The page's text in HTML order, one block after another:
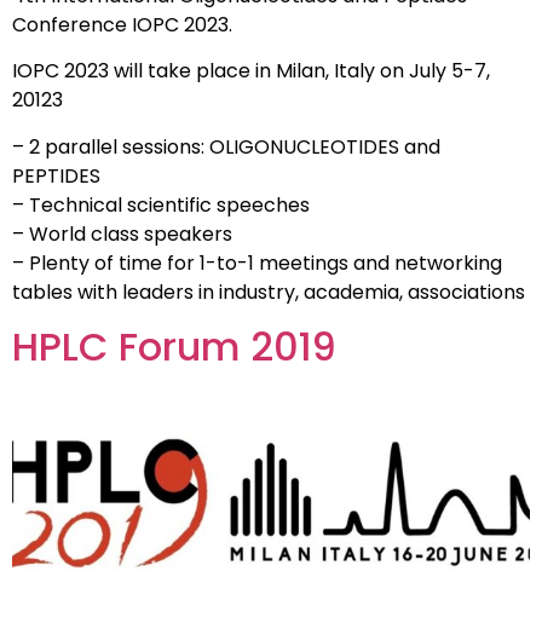
Conference IOPC 2023.
IOPC 2023 will take place in Milan, Italy on July 5-7,
20123
– 2 parallel sessions: OLIGONUCLEOTIDES and
PEPTIDES
– Technical scientific speeches
– World class speakers
– Plenty of time for 1-to-1 meetings and networking
tables with leaders in industry, academia, associations
HPLC Forum 2019